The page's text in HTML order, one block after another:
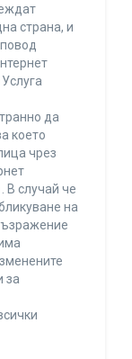
страна, и
Услуга
да
което
чрез
. В случай че
на
за